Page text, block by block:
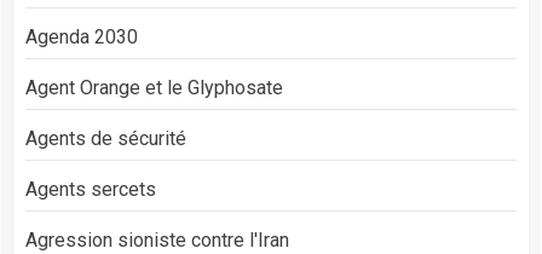
Agenda 2030
Agent Orange et le Glyphosate
Agents de sécurité
Agents sercets
Agression sioniste contre l'Iran